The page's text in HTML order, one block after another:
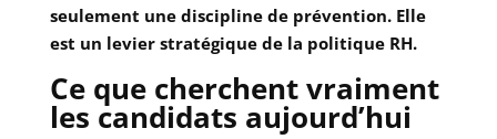
seulement une discipline de prévention. Elle
est un levier stratégique de la politique RH.
Ce que cherchent vraiment
les candidats aujourd’hui